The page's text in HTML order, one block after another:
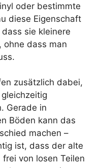
oder bestimmte
diese Eigenschaft
sie kleinere
ohne dass man
zusätzlich dabei,
Gerade in
Böden kann das
machen –
ist, dass der alte
von losen Teilen